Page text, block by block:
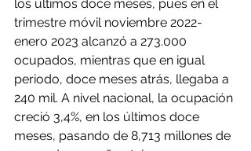
los últimos doce meses, pues en el
trimestre móvil noviembre 2022-
enero 2023 alcanzó a 273.000
ocupados, mientras que en igual
periodo, doce meses atrás, llegaba a
240 mil. A nivel nacional, la ocupación
creció 3,4%, en los últimos doce
meses, pasando de 8,713 millones de